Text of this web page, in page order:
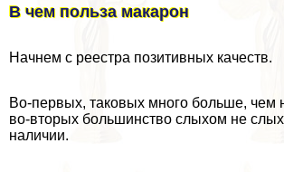
В чем польза макарон
Начнем с реестра позитивных качеств.
Во-первых, таковых много больше, чем
во-вторых большинство слыхом не
наличии.